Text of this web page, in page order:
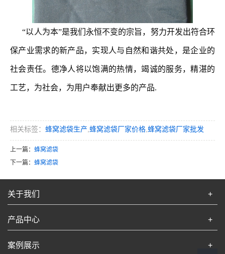
“以人为本”是我们永恒不变的宗旨，努力开发出符合环
保产业需求的新产品，实现人与自然和谐共处，是企业的
社会责任。德净人将以饱满的热情，竭诚的服务，精湛的
工艺，为社会，为用户奉献出更多的产品.
相关标签： 蜂窝滤袋生产 蜂窝滤袋厂家价格 蜂窝滤袋厂家批发
上一篇： 蜂窝滤袋
下一篇： 蜂窝滤袋
关于我们 +
产品中心 +
案例展示 +